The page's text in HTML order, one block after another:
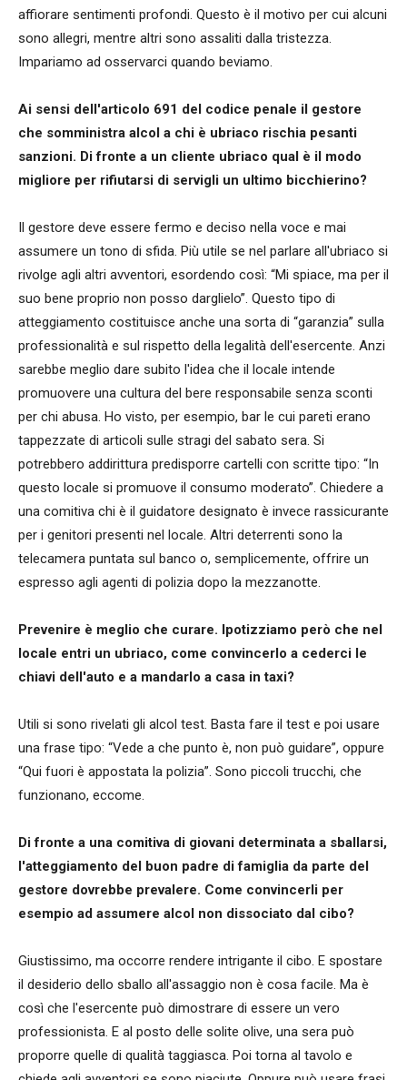
affiorare sentimenti profondi. Questo è il motivo per cui alcuni
sono allegri, mentre altri sono assaliti dalla tristezza.
Impariamo ad osservarci quando beviamo.
Ai sensi dell'articolo 691 del codice penale il gestore
che somministra alcol a chi è ubriaco rischia pesanti
sanzioni. Di fronte a un cliente ubriaco qual è il modo
migliore per rifiutarsi di servigli un ultimo bicchierino?
Il gestore deve essere fermo e deciso nella voce e mai
assumere un tono di sfida. Più utile se nel parlare all'ubriaco si
rivolge agli altri avventori, esordendo così: “Mi spiace, ma per il
suo bene proprio non posso darglielo”. Questo tipo di
atteggiamento costituisce anche una sorta di “garanzia” sulla
professionalità e sul rispetto della legalità dell'esercente. Anzi
sarebbe meglio dare subito l'idea che il locale intende
promuovere una cultura del bere responsabile senza sconti
per chi abusa. Ho visto, per esempio, bar le cui pareti erano
tappezzate di articoli sulle stragi del sabato sera. Si
potrebbero addirittura predisporre cartelli con scritte tipo: “In
questo locale si promuove il consumo moderato”. Chiedere a
una comitiva chi è il guidatore designato è invece rassicurante
per i genitori presenti nel locale. Altri deterrenti sono la
telecamera puntata sul banco o, semplicemente, offrire un
espresso agli agenti di polizia dopo la mezzanotte.
Prevenire è meglio che curare. Ipotizziamo però che nel
locale entri un ubriaco, come convincerlo a cederci le
chiavi dell'auto e a mandarlo a casa in taxi?
Utili si sono rivelati gli alcol test. Basta fare il test e poi usare
una frase tipo: “Vede a che punto è, non può guidare”, oppure
“Qui fuori è appostata la polizia”. Sono piccoli trucchi, che
funzionano, eccome.
Di fronte a una comitiva di giovani determinata a sballarsi,
l'atteggiamento del buon padre di famiglia da parte del
gestore dovrebbe prevalere. Come convincerli per
esempio ad assumere alcol non dissociato dal cibo?
Giustissimo, ma occorre rendere intrigante il cibo. E spostare
il desiderio dello sballo all'assaggio non è cosa facile. Ma è
così che l'esercente può dimostrare di essere un vero
professionista. E al posto delle solite olive, una sera può
proporre quelle di qualità taggiasca. Poi torna al tavolo e